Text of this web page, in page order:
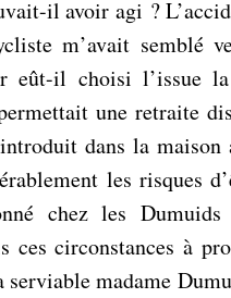
il avoir agi ?
m’avait semblé
eût-il choisi l’issue
une retraite
dans la maison
les risques
chez les
ces circonstances à
serviable madame